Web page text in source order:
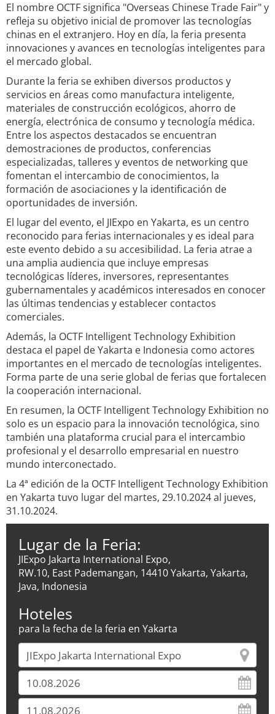
El nombre OCTF significa "Overseas Chinese Trade Fair" y
refleja su objetivo inicial de promover las tecnologías
chinas en el extranjero. Hoy en día, la feria presenta
innovaciones y avances en tecnologías inteligentes para
el mercado global.
Durante la feria se exhiben diversos productos y
servicios en áreas como manufactura inteligente,
materiales de construcción ecológicos, ahorro de
energía, electrónica de consumo y tecnología médica.
Entre los aspectos destacados se encuentran
demostraciones de productos, conferencias
especializadas, talleres y eventos de networking que
fomentan el intercambio de conocimientos, la
formación de asociaciones y la identificación de
oportunidades de inversión.
El lugar del evento, el JIExpo en Yakarta, es un centro
reconocido para ferias internacionales y es ideal para
este evento debido a su accesibilidad. La feria atrae a
una amplia audiencia que incluye empresas
tecnológicas líderes, inversores, representantes
gubernamentales y académicos interesados en conocer
las últimas tendencias y establecer contactos
comerciales.
Además, la OCTF Intelligent Technology Exhibition
destaca el papel de Yakarta e Indonesia como actores
importantes en el mercado de tecnologías inteligentes.
Forma parte de una serie global de ferias que fortalecen
la cooperación internacional.
En resumen, la OCTF Intelligent Technology Exhibition no
solo es un espacio para la innovación tecnológica, sino
también una plataforma crucial para el intercambio
profesional y el desarrollo empresarial en nuestro
mundo interconectado.
La 4ª edición de la OCTF Intelligent Technology Exhibition
en Yakarta tuvo lugar del martes, 29.10.2024 al jueves,
31.10.2024.
Lugar de la Feria:
JIExpo Jakarta International Expo,
RW.10, East Pademangan, 14410 Yakarta, Yakarta,
Java, Indonesia
Hoteles
para la fecha de la feria en Yakarta